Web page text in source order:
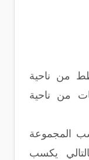
من ناحية
من ناحية
المجموعة
يكسب